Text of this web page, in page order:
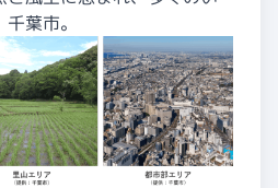
葉市。